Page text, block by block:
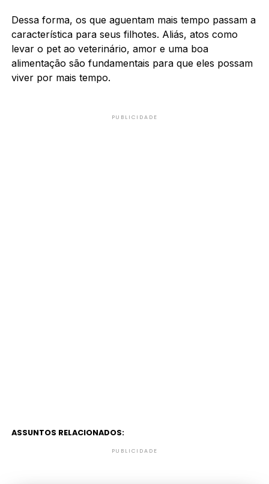
Dessa forma, os que aguentam mais tempo passam a
característica para seus filhotes. Aliás, atos como
levar o pet ao veterinário, amor e uma boa
alimentação são fundamentais para que eles possam
viver por mais tempo.
PUBLICIDADE
ASSUNTOS RELACIONADOS:
PUBLICIDADE